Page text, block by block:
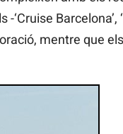
Barcelona’,
mentre que